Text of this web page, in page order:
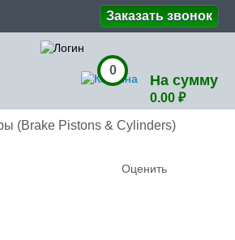
Заказать звонок
0
На сумму
0.00 ₽
(Brake Pistons & Cylinders)
Оценить